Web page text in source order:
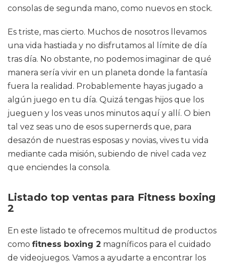
consolas de segunda mano, como nuevos en stock.
Es triste, mas cierto. Muchos de nosotros llevamos
una vida hastiada y no disfrutamos al límite de día
tras día. No obstante, no podemos imaginar de qué
manera sería vivir en un planeta donde la fantasía
fuera la realidad. Probablemente hayas jugado a
algún juego en tu día. Quizá tengas hijos que los
jueguen y los veas unos minutos aquí y allí. O bien
tal vez seas uno de esos supernerds que, para
desazón de nuestras esposas y novias, vives tu vida
mediante cada misión, subiendo de nivel cada vez
que enciendes la consola.
Listado top ventas para Fitness boxing
2
En este listado te ofrecemos multitud de productos
como fitness boxing 2 magníficos para el cuidado
de videojuegos. Vamos a ayudarte a encontrar los